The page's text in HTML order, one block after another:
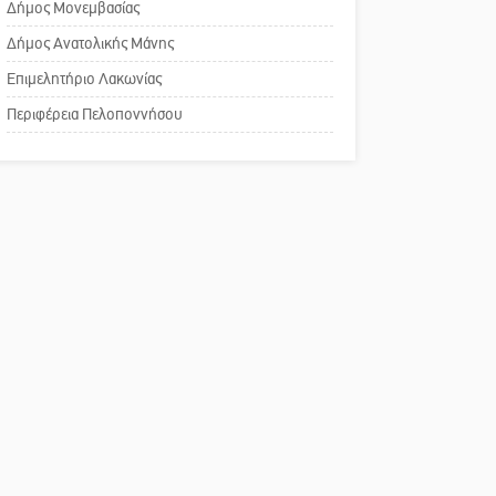
Σπάρτης για τη λειτουργία
του ΚΑΠΗ
Το δικό σας σχόλιο:
Παράδειγμα κοινωνικής
Δήμος Μονεμβασίας
Δήμος Ανατολικής Μάνης
Επιμελητήριο Λακωνίας
Περιφέρεια Πελοποννήσου